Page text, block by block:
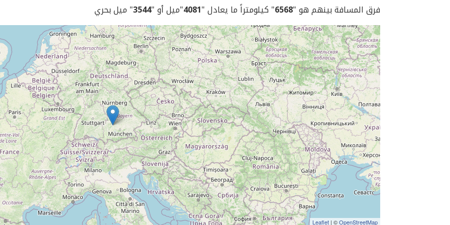
فرق المسافة بينهم هو "6568" كيلومتراً ما يعادل "4081"ميل أو "3544" ميل بحري
Leaflet | ©OpenStreetMap